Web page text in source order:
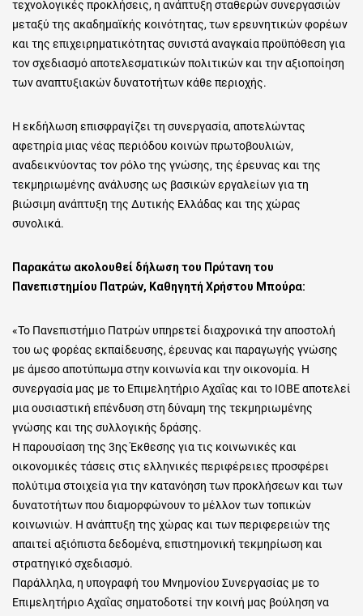
τεχνολογικές προκλήσεις, η ανάπτυξη σταθερών συνεργασιών
μεταξύ της ακαδημαϊκής κοινότητας, των ερευνητικών φορέων
και της επιχειρηματικότητας συνιστά αναγκαία προϋπόθεση για
τον σχεδιασμό αποτελεσματικών πολιτικών και την αξιοποίηση
των αναπτυξιακών δυνατοτήτων κάθε περιοχής.
Η εκδήλωση επισφραγίζει τη συνεργασία, αποτελώντας
αφετηρία μιας νέας περιόδου κοινών πρωτοβουλιών,
αναδεικνύοντας τον ρόλο της γνώσης, της έρευνας και της
τεκμηριωμένης ανάλυσης ως βασικών εργαλείων για τη
βιώσιμη ανάπτυξη της Δυτικής Ελλάδας και της χώρας
συνολικά.
Παρακάτω ακολουθεί δήλωση του Πρύτανη του
Πανεπιστημίου Πατρών, Καθηγητή Χρήστου Μπούρα:
«Το Πανεπιστήμιο Πατρών υπηρετεί διαχρονικά την αποστολή
του ως φορέας εκπαίδευσης, έρευνας και παραγωγής γνώσης
με άμεσο αποτύπωμα στην κοινωνία και την οικονομία. Η
συνεργασία μας με το Επιμελητήριο Αχαΐας και το ΙΟΒΕ αποτελεί
μια ουσιαστική επένδυση στη δύναμη της τεκμηριωμένης
γνώσης και της συλλογικής δράσης.
Η παρουσίαση της 3ης Έκθεσης για τις κοινωνικές και
οικονομικές τάσεις στις ελληνικές περιφέρειες προσφέρει
πολύτιμα στοιχεία για την κατανόηση των προκλήσεων και των
δυνατοτήτων που διαμορφώνουν το μέλλον των τοπικών
κοινωνιών. Η ανάπτυξη της χώρας και των περιφερειών της
απαιτεί αξιόπιστα δεδομένα, επιστημονική τεκμηρίωση και
στρατηγικό σχεδιασμό.
Παράλληλα, η υπογραφή του Μνημονίου Συνεργασίας με το
Επιμελητήριο Αχαΐας σηματοδοτεί την κοινή μας βούληση να